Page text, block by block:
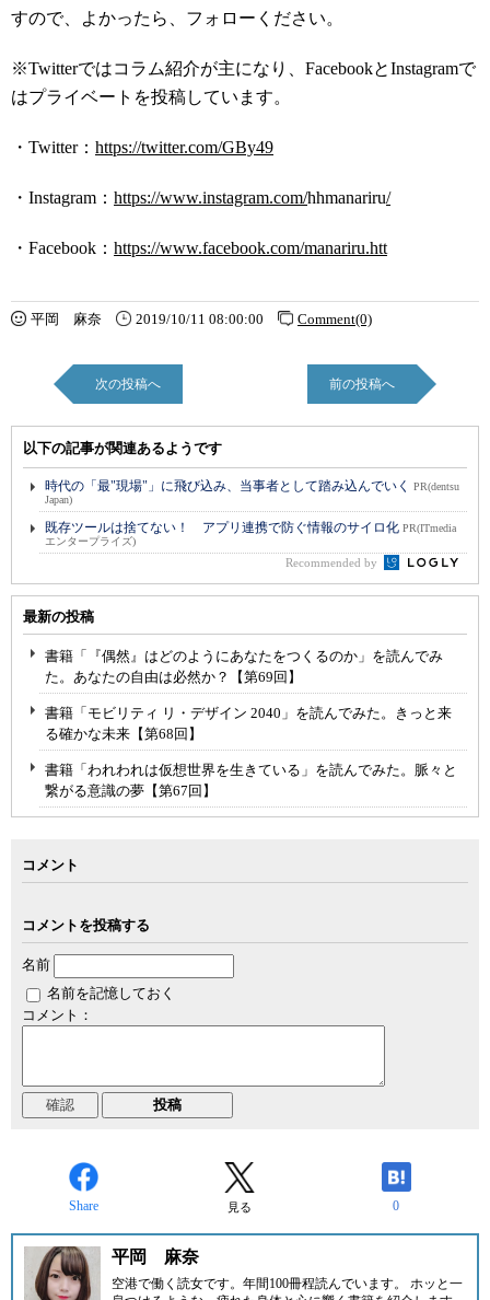
すので、よかったら、フォローください。
※Twitterではコラム紹介が主になり、FacebookとInstagramで
はプライベートを投稿しています。
・Twitter： https://twitter.com/GBy49
・Instagram： https://www.instagram.com/hhmanariru/
・Facebook： https://www.facebook.com/manariru.htt
平岡 麻奈 2019/10/11 08:00:00 Comment(0)
次の投稿へ 前の投稿へ
以下の記事が関連あるようです
時代の「最"現場"」に飛び込み、当事者として踏み込んでいく
PR(dentsu
Japan)
既存ツールは捨てない！ アプリ連携で防ぐ情報のサイロ化 PR(ITmedia
エンタープライズ)
Recommended by
最新の投稿
書籍「『偶然』はどのようにあなたをつくるのか」を読んでみ
た。あなたの自由は必然か？【第69回】
書籍「モビリティ リ・デザイン 2040」を読んでみた。きっと来
る確かな未来【第68回】
書籍「われわれは仮想世界を生きている」を読んでみた。脈々と
繋がる意識の夢【第67回】
コメント
コメントを投稿する
名前
名前を記憶しておく
コメント：
Share 見る 0
平岡 麻奈
空港で働く読女です。年間100冊程読んでいます。 ホッと一